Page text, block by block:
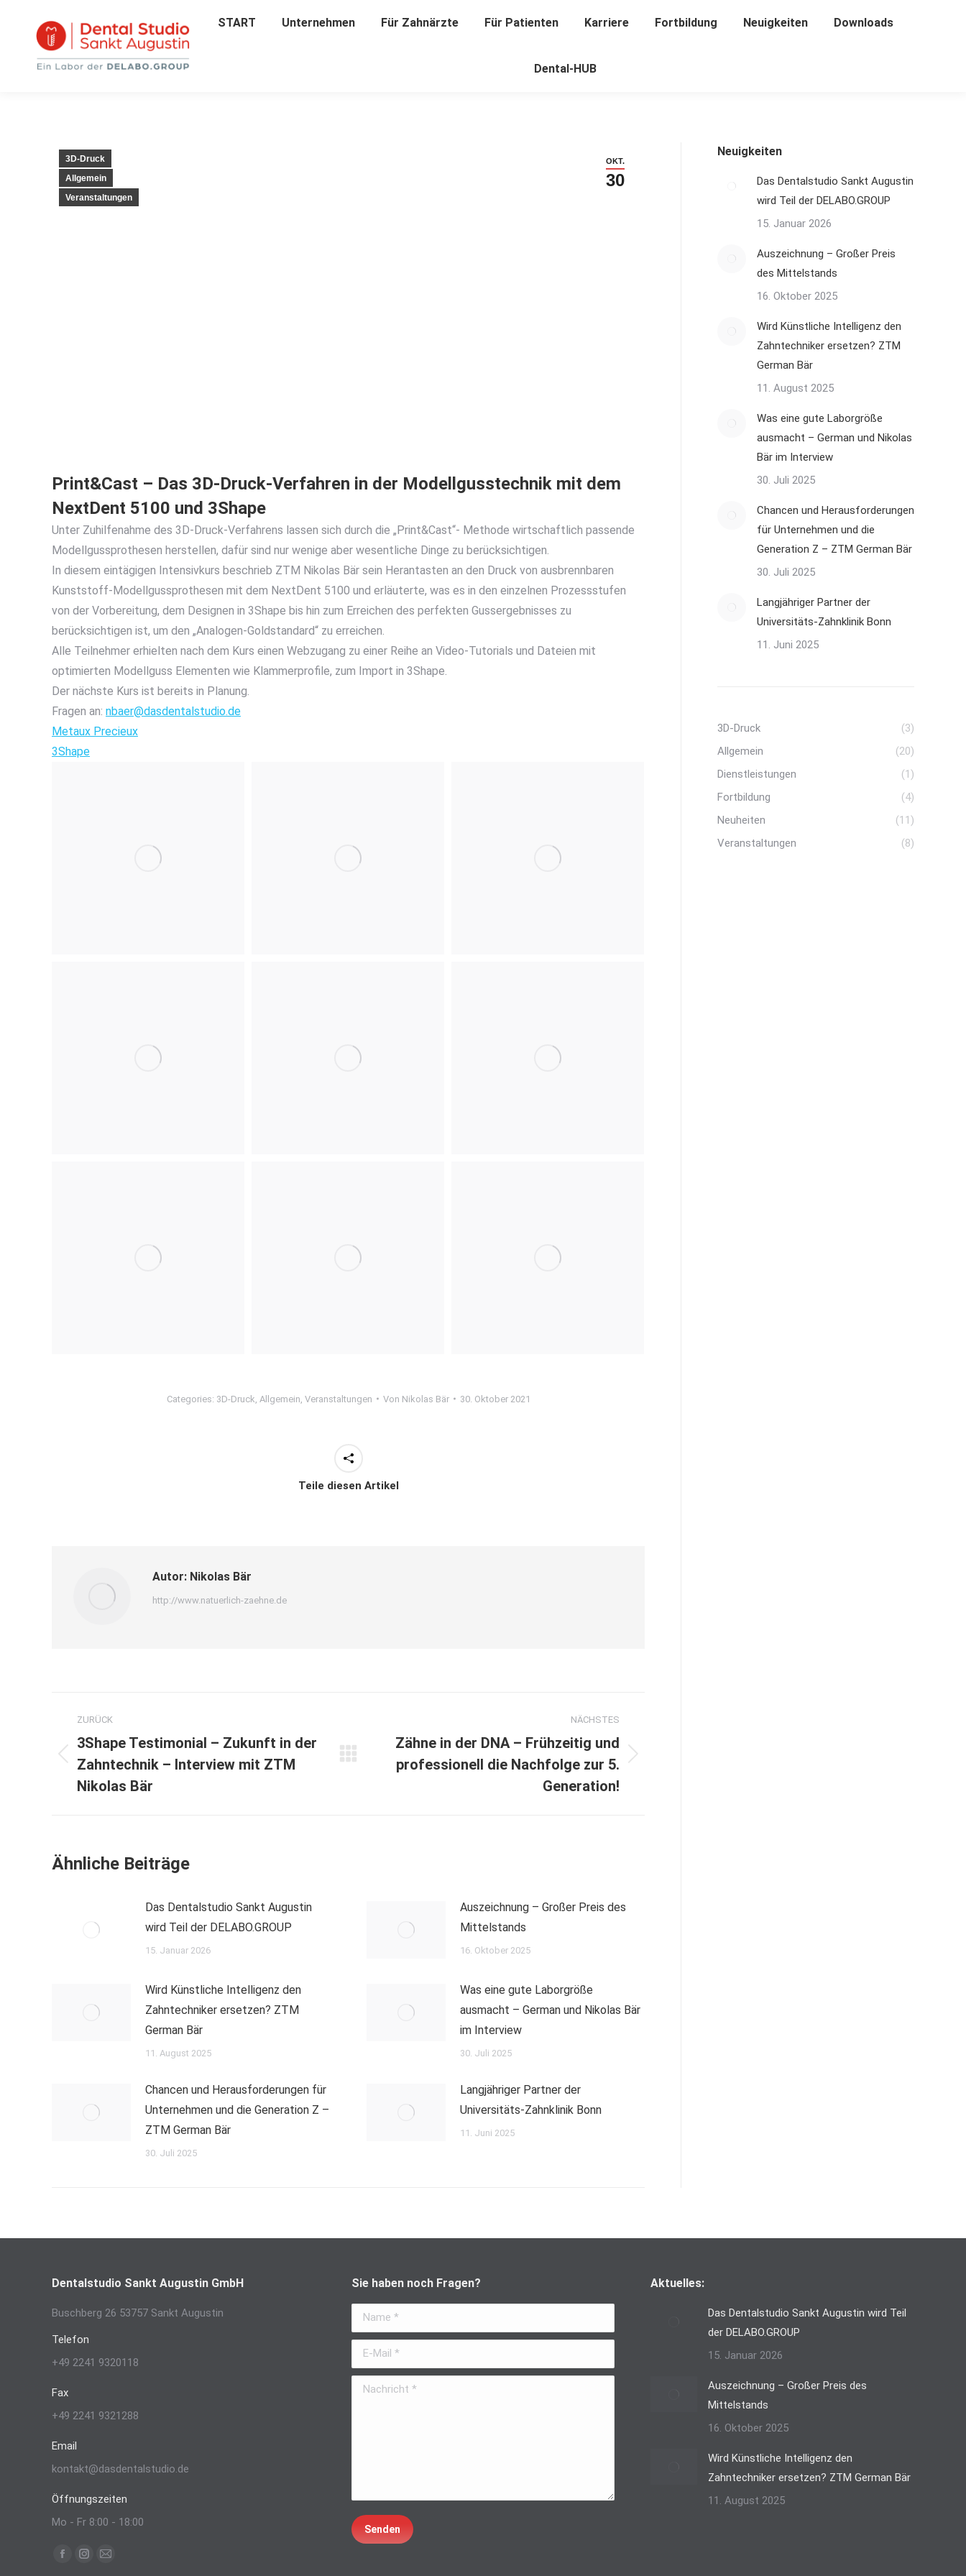
START Unternehmen Für Zahnärzte Für Patienten Karriere Fortbildung Neuigkeiten Downloads
Dental-HUB
OKT.
30
3D-Druck
Allgemein
Veranstaltungen
Print&Cast – Das 3D-Druck-Verfahren in der Modellgusstechnik mit dem
NextDent 5100 und 3Shape
Unter Zuhilfenahme des 3D-Druck-Verfahrens lassen sich durch die „Print&Cast“- Methode wirtschaftlich passende
Modellgussprothesen herstellen, dafür sind nur wenige aber wesentliche Dinge zu berücksichtigen.
In diesem eintägigen Intensivkurs beschrieb ZTM Nikolas Bär sein Herantasten an den Druck von ausbrennbaren
Kunststoff-Modellgussprothesen mit dem NextDent 5100 und erläuterte, was es in den einzelnen Prozessstufen
von der Vorbereitung, dem Designen in 3Shape bis hin zum Erreichen des perfekten Gussergebnisses zu
berücksichtigen ist, um den „Analogen-Goldstandard“ zu erreichen.
Alle Teilnehmer erhielten nach dem Kurs einen Webzugang zu einer Reihe an Video-Tutorials und Dateien mit
optimierten Modellguss Elementen wie Klammerprofile, zum Import in 3Shape.
Der nächste Kurs ist bereits in Planung.
Fragen an: nbaer@dasdentalstudio.de
Metaux Precieux
3Shape
Categories: 3D-Druck Allgemein Veranstaltungen Von Nikolas Bär 30. Oktober 2021
Teile diesen Artikel
Autor: Nikolas Bär
http://www.natuerlich-zaehne.de
ZURÜCK
Vorheriger
Beitrag:
3Shape Testimonial – Zukunft in der
Zahntechnik – Interview mit ZTM
Nikolas Bär
NÄCHSTES
Nächster
Zähne in der DNA – Frühzeitig und
professionell die Nachfolge zur 5.
Generation!
Ähnliche Beiträge
Das Dentalstudio Sankt Augustin
wird Teil der DELABO.GROUP
15. Januar 2026
Auszeichnung – Großer Preis des
Mittelstands
16. Oktober 2025
Wird Künstliche Intelligenz den
Zahntechniker ersetzen? ZTM
German Bär
11. August 2025
Was eine gute Laborgröße
ausmacht – German und Nikolas Bär
im Interview
30. Juli 2025
Chancen und Herausforderungen für
Unternehmen und die Generation Z –
ZTM German Bär
30. Juli 2025
Langjähriger Partner der
Universitäts-Zahnklinik Bonn
11. Juni 2025
Neuigkeiten
Das Dentalstudio Sankt Augustin
wird Teil der DELABO.GROUP
15. Januar 2026
Auszeichnung – Großer Preis
des Mittelstands
16. Oktober 2025
Wird Künstliche Intelligenz den
Zahntechniker ersetzen? ZTM
German Bär
11. August 2025
Was eine gute Laborgröße
ausmacht – German und Nikolas
Bär im Interview
30. Juli 2025
Chancen und Herausforderungen
für Unternehmen und die
Generation Z – ZTM German Bär
30. Juli 2025
Langjähriger Partner der
Universitäts-Zahnklinik Bonn
11. Juni 2025
3D-Druck
(3)
Allgemein
(20)
Dienstleistungen
(1)
Fortbildung
(4)
Neuheiten
(11)
Veranstaltungen
(8)
Dentalstudio Sankt Augustin GmbH
Buschberg 26 53757 Sankt Augustin
Telefon
+49 2241 9320118
Fax
+49 2241 9321288
Email
kontakt@dasdentalstudio.de
Öffnungszeiten
Mo - Fr 8:00 - 18:00
Finden Sie uns auf:
Facebook
Instagram
E-
Sie haben noch Fragen?
Name *
E-Mail *
Nachricht *
Senden
Aktuelles:
Das Dentalstudio Sankt Augustin wird Teil
der DELABO.GROUP
15. Januar 2026
Auszeichnung – Großer Preis des
Mittelstands
16. Oktober 2025
Wird Künstliche Intelligenz den
Zahntechniker ersetzen? ZTM German Bär
11. August 2025
START Unternehmen Für Zahnärzte Für Patienten Karriere Fortbildung Neuigkeiten Downloads
Dental-HUB